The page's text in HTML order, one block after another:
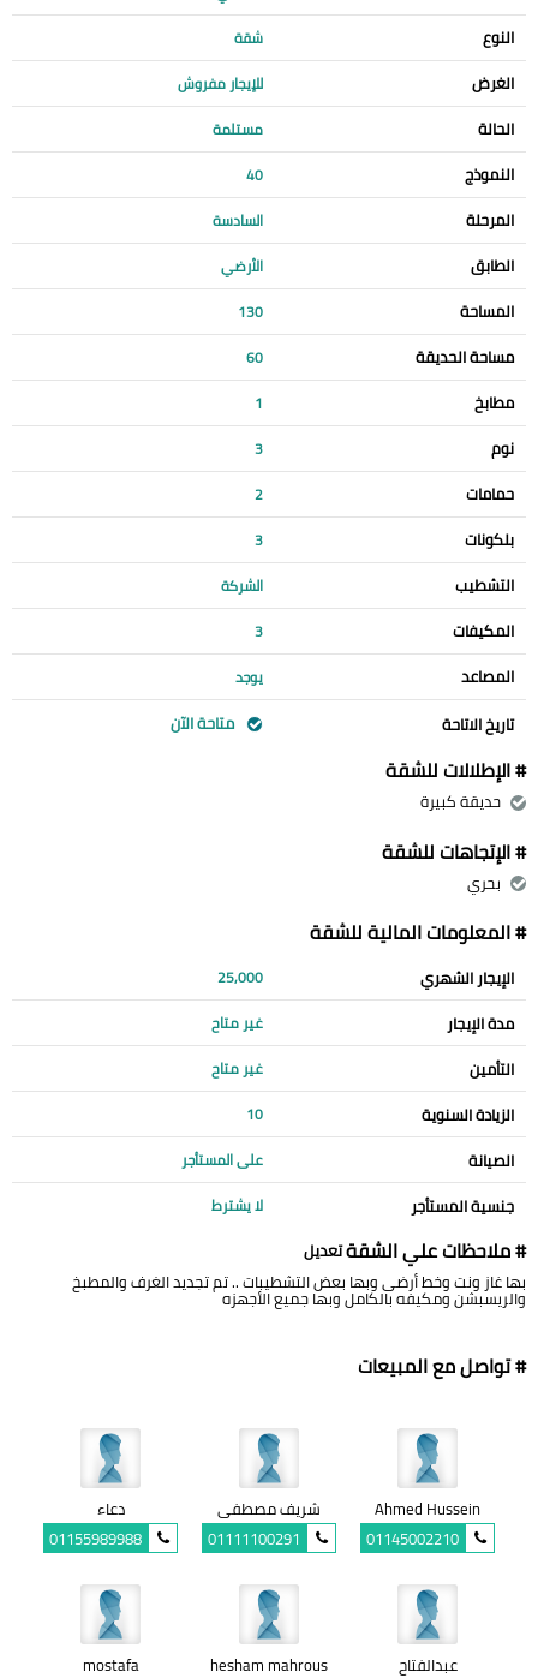
النوع شقة
الغرض للإيجار مفروش
الحالة مستلمة
النموذج 40
المرحلة السادسة
الطابق الأرضي
المساحة 130
مساحة الحديقة 60
مطابخ 1
نوم 3
حمامات 2
بلكونات 3
التشطيب الشركة
المكيفات 3
المصاعد يوجد
تاريخ الاتاحة متاحة الآن
# الإطلالات للشقة
حديقة كبيرة
# الإتجاهات للشقة
بحري
# المعلومات المالية للشقة
الإيجار الشهري 25,000
مدة الإيجار غير متاح
التأمين غير متاح
الزيادة السنوية 10
الصيانة على المستأجر
جنسية المستأجر لا يشترط
# ملاحظات علي الشقةتعديل
بها غاز ونت وخط أرضى وبها بعض التشطيبات .. تم تجديد الغرف والمطبخ
والريسبشن ومكيفه بالكامل وبها جميع الأجهزه
# تواصل مع المبيعات
Ahmed Hussein
01145002210
شريف مصطفى
01111100291
دعاء
01155989988
عبدالفتاح hesham mahrous
mostafa